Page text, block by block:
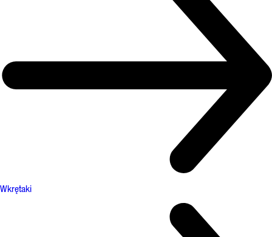
Wkrętaki